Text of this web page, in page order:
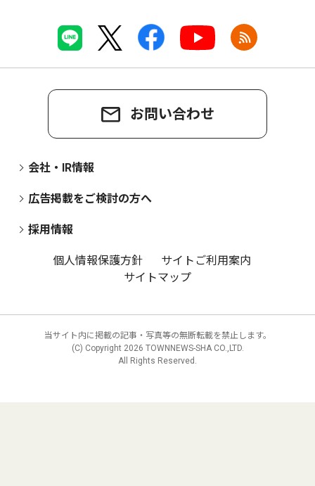
お問い合わせ
会社・IR情報
広告掲載をご検討の方へ
採用情報
個人情報保護方針
サイトご利用案内
サイトマップ
当サイト内に掲載の記事・写真等の無断転載を禁止します。
(C) Copyright 2026 TOWNNEWS-SHA CO.,LTD.
All Rights Reserved.